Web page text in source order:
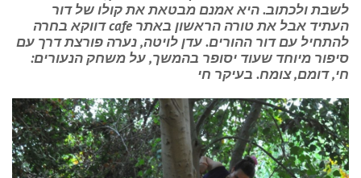
לשבת ולכתוב. היא אמנם מבטאת את קולו של דור
העתיד אבל את טורה הראשון באתר cafe דווקא בחרה
להתחיל עם דור ההורים. עדן לויטה, נערה פורצת דרך עם
סיפור מיוחד שעוד יסופר בהמשך, על משחק הנעורים:
חי, דומם, צומח. בעיקר חי